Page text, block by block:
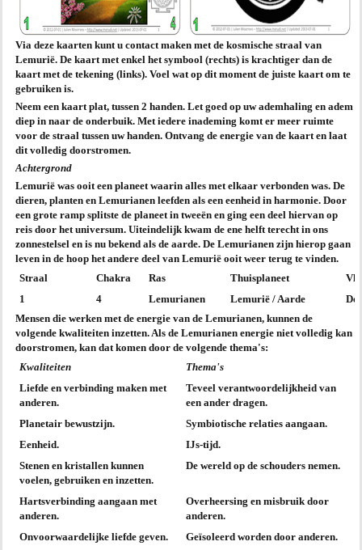
Via deze kaarten kunt u contact maken met de kosmische straal van
Lemurië. De kaart met enkel het symbool (rechts) is krachtiger dan de
kaart met de tekening (links). Voel wat op dit moment de juiste kaart om te
gebruiken is.
Neem een kaart plat, tussen 2 handen. Let goed op uw ademhaling en adem
diep in naar de onderbuik. Met iedere inademing komt er meer ruimte
voor de straal tussen uw handen. Ontvang de energie van de kaart en laat
dit volledig doorstromen.
Achtergrond
Lemurië was ooit een planeet waarin alles met elkaar verbonden was. De
dieren, planten en Lemurianen leefden als een eenheid in harmonie. Door
een grote ramp splitste de planeet in tweeën en ging een deel hiervan op
reis door het universum. Uiteindelijk kwam de ene helft terecht in ons
zonnestelsel en is nu bekend als de aarde. De Lemurianen zijn hierop gaan
leven in de hoop het andere deel van Lemurië ooit weer terug te vinden.
Straal
Chakra Ras Thuisplaneet
1
4 Lemurianen Lemurië / Aarde
Mensen die werken met de energie van de Lemurianen, kunnen de
volgende kwaliteiten inzetten. Als de Lemurianen energie niet volledig kan
doorstromen, kan dat komen door de volgende thema's:
Kwaliteiten
Thema's
Liefde en verbinding maken met
anderen.
Teveel verantwoordelijkheid van
een ander dragen.
Planetair bewustzijn.
Symbiotische relaties aangaan.
Eenheid.
IJs-tijd.
Stenen en kristallen kunnen
voelen, gebruiken en inzetten.
De wereld op de schouders nemen.
Hartsverbinding aangaan met
anderen.
Overheersing en misbruik door
anderen.
Onvoorwaardelijke liefde geven.
Geïsoleerd worden door anderen.